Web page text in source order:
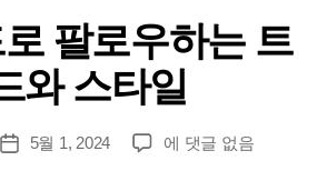
팔로우하는 트
와 스타일
Post5월 1, 2024
손
에 댓글 없음